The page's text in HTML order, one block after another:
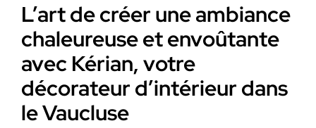
L’art de créer une ambiance
chaleureuse et envoûtante
avec Kérian, votre
décorateur d’intérieur dans
le Vaucluse